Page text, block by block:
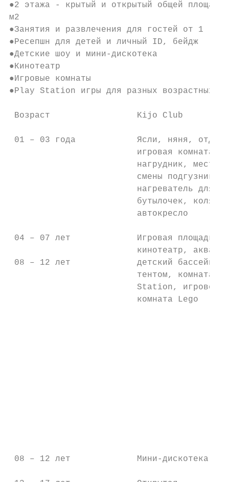
●2 этажа - крытый и открытый общей
м2
●Занятия и развлечения для гостей от 1
●Ресепшн для детей и личный ID, бейдж
●Детские шоу и мини-дискотека
●Кинотеатр
●Игровые комнаты
●Play Station игры для разных возрастных
Возраст                 Kijo Club
01 – 03 года            Ясли, няня,
игровая комната,
нагрудник, место
смены подгузника,
нагреватель для
бутылочек,
                         автокресло
04 – 07 лет             Игровая
кинотеатр,
08 – 12 лет             детский
тентом, комната
Station, игровой
комната Lego
08 – 12 лет             Мини-